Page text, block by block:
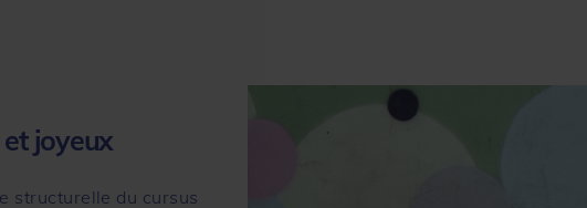
joyeux
structurelle du cursus